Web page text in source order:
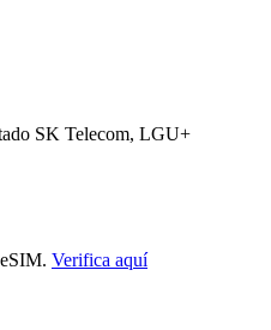
SK Telecom, LGU+
Verifica aquí